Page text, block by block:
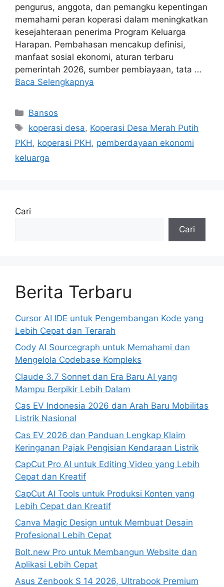
pengurus, anggota, dan pemangku kepentingan
memahami peran koperasi dalam meningkatkan
kesejahteraan penerima Program Keluarga
Harapan. Pembahasan mencakup definisi,
manfaat sosial ekonomi, aturan terbaru
pemerintah 2026, sumber pembiayaan, tata …
Baca Selengkapnya
Kategori
Bansos
Tag
koperasi desa, Koperasi Desa Merah Putih
PKH , koperasi PKH , pemberdayaan ekonomi
keluarga
Cari
Cari
Berita Terbaru
Cursor AI IDE untuk Pengembangan Kode yang
Lebih Cepat dan Terarah
Cody AI Sourcegraph untuk Memahami dan
Mengelola Codebase Kompleks
Claude 3.7 Sonnet dan Era Baru AI yang
Mampu Berpikir Lebih Dalam
Cas EV Indonesia 2026 dan Arah Baru Mobilitas
Listrik Nasional
Cas EV 2026 dan Panduan Lengkap Klaim
Keringanan Pajak Pengisian Kendaraan Listrik
CapCut Pro AI untuk Editing Video yang Lebih
Cepat dan Kreatif
CapCut AI Tools untuk Produksi Konten yang
Lebih Cepat dan Kreatif
Canva Magic Design untuk Membuat Desain
Profesional Lebih Cepat
Bolt.new Pro untuk Membangun Website dan
Aplikasi Lebih Cepat
Asus Zenbook S 14 2026, Ultrabook Premium